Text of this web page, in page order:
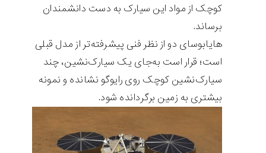
کوچک از مواد این سیارک به دست دانشمندان
برساند.
هایابوسای دو از نظر فنی پیشرفته‌تر از مدل قبلی
است؛ قرار است به‌جای یک سیارک‌نشین، چند
سیارک‌نشین کوچک روی رایوگو نشانده و نمونه
بیشتری به زمین برگردانده شود.